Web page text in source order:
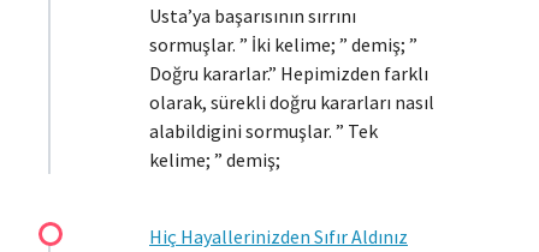
Usta’ya başarısının sırrını
sormuşlar. ” İki kelime; ” demiş; ”
Doğru kararlar.” Hepimizden farklı
olarak, sürekli doğru kararları nasıl
alabildigini sormuşlar. ” Tek
kelime; ” demiş;
Hiç Hayallerinizden Sıfır Aldınız